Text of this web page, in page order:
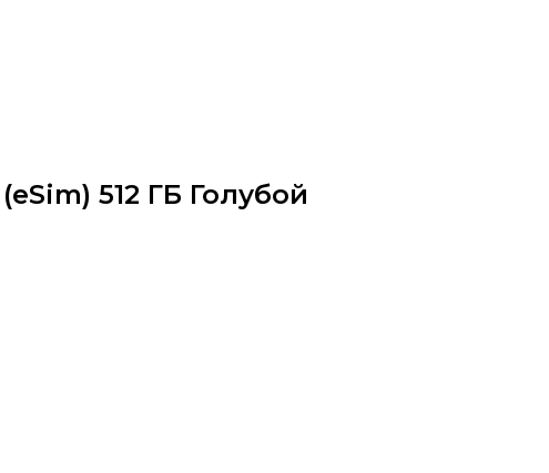
512 ГБ Голубой